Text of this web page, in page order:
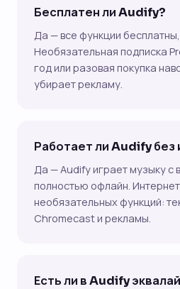
Бесплатен ли Audify?
Да — все функции
Необязательная подписка
год или разовая покупка
убирает рекламу.
Работает ли Audify без
Да — Audify играет музыку с
полностью офлайн.
необязательных функций:
Chromecast и рекламы.
Есть ли в Audify